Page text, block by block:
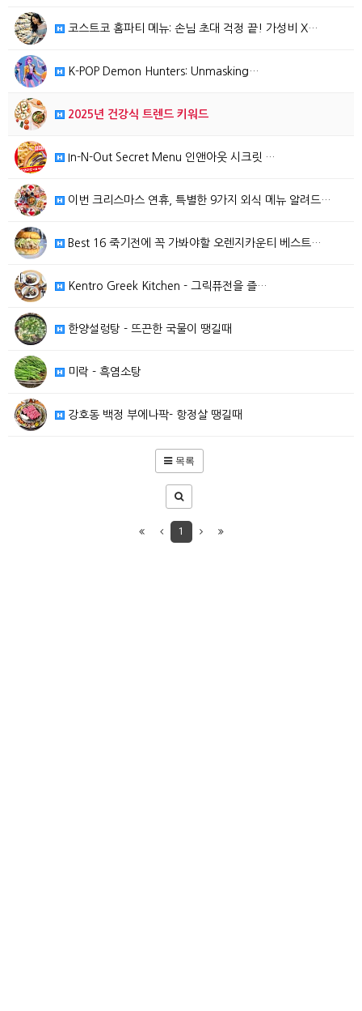
코스트코 홈파티 메뉴: 손님 초대 걱정 끝! 가성비 X…
K-POP Demon Hunters: Unmasking…
2025년 건강식 트렌드 키워드
In-N-Out Secret Menu 인앤아웃 시크릿 …
이번 크리스마스 연휴, 특별한 9가지 외식 메뉴 알려드…
Best 16 죽기전에 꼭 가봐야할 오렌지카운티 베스트…
Kentro Greek Kitchen - 그릭퓨전을 즐…
한양설렁탕 - 뜨끈한 국물이 땡길때
미락 - 흑염소탕
강호동 백정 부에나팍- 항정살 땡길때
목록
1